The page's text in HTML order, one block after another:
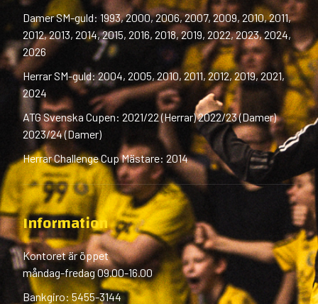
Damer SM-guld: 1993, 2000, 2006, 2007, 2009, 2010, 2011,
2012, 2013, 2014, 2015, 2016, 2018, 2019, 2022, 2023, 2024,
2026
Herrar SM-guld: 2004, 2005, 2010, 2011, 2012, 2019, 2021,
2024
ATG Svenska Cupen: 2021/22 (Herrar) 2022/23 (Damer)
2023/24 (Damer)
Herrar Challenge Cup Mästare: 2014
Information
Kontoret är öppet
måndag-fredag 09.00-16.00
Bankgiro: 5455-3144